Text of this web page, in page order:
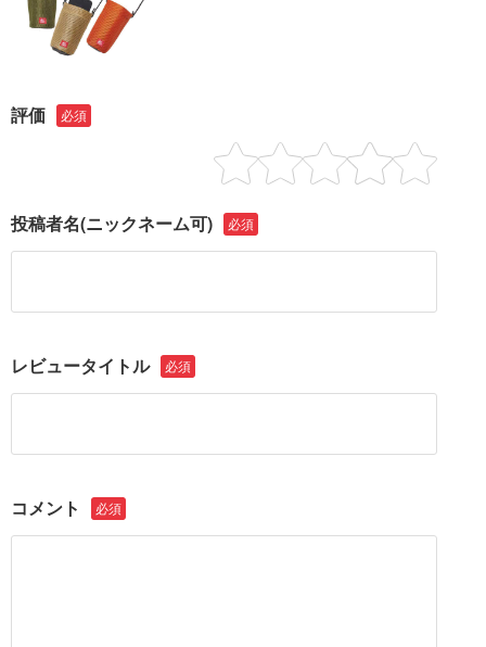
評価 必須
投稿者名(ニックネーム可) 必須
レビュータイトル 必須
コメント 必須